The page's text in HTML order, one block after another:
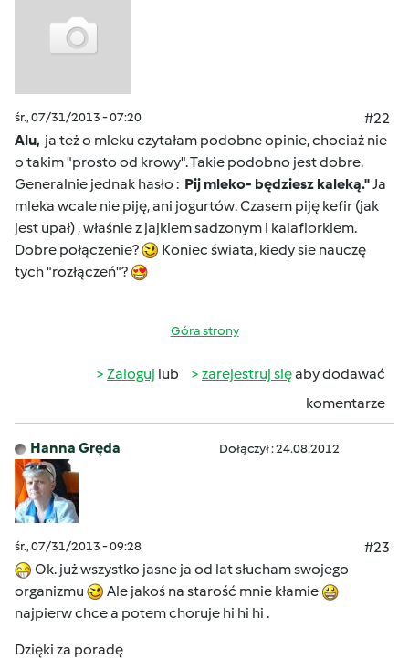
śr., 07/31/2013 - 07:20
#22
Alu, ja też o mleku czytałam podobne opinie, chociaż nie
o takim "prosto od krowy". Takie podobno jest dobre.
Generalnie jednak hasło : Pij mleko- będziesz kaleką."Ja
mleka wcale nie piję, ani jogurtów. Czasem piję kefir (jak
jest upał) , właśnie z jajkiem sadzonym i kalafiorkiem.
Dobre połączenie?
Koniec świata, kiedy sie nauczę
tych "rozłączeń"?
Góra strony
Zaloguj lub zarejestruj sięaby dodawać
komentarze
Hanna Gręda Dołączył : 24.08.2012
śr., 07/31/2013 - 09:28
#23
Ok. już wszystko jasne ja od lat słucham swojego
organizmu
Ale jakoś na starość mnie kłamie
najpierw chce a potem choruje hi hi hi .
Dzięki za poradę